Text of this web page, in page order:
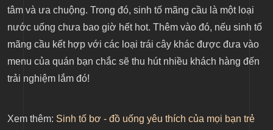
tâm và ưa chuộng. Trong đó, sinh tố mãng cầu là một loại
nước uống chưa bao giờ hết hot. Thêm vào đó, nếu sinh tố
mãng cầu kết hợp với các loại trái cây khác được đưa vào
menu của quán bạn chắc sẽ thu hút nhiều khách hàng đến
trải nghiệm lắm đó!
Xem thêm: Sinh tố bơ - đồ uống yêu thích của mọi bạn trẻ